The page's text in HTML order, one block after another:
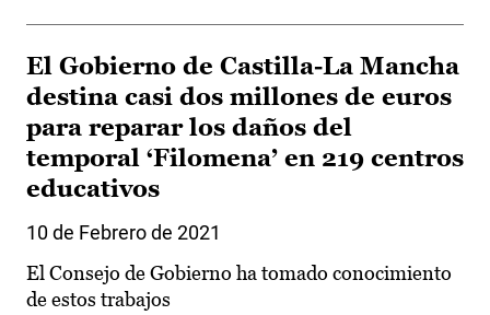
El Gobierno de Castilla-La Mancha
destina casi dos millones de euros
para reparar los daños del
temporal ‘Filomena’ en 219 centros
educativos
10 de Febrero de 2021
El Consejo de Gobierno ha tomado conocimiento
de estos trabajos